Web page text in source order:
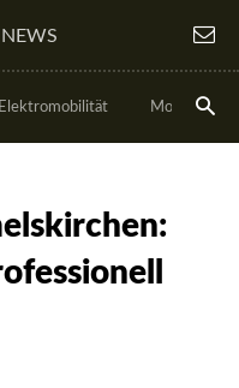
NEWS
Elektromobilität Motorsport